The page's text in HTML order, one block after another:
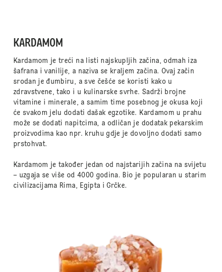
KARDAMOM
Kardamom je treći na listi najskupljih začina, odmah iza
šafrana i vanilije, a naziva se kraljem začina. Ovaj začin
srodan je đumbiru, a sve češće se koristi kako u
zdravstvene, tako i u kulinarske svrhe. Sadrži brojne
vitamine i minerale, a samim time posebnog je okusa koji
će svakom jelu dodati dašak egzotike. Kardamom u prahu
može se dodati napitcima, a odličan je dodatak pekarskim
proizvodima kao npr. kruhu gdje je dovoljno dodati samo
prstohvat.
Kardamom je također jedan od najstarijih začina na svijetu
– uzgaja se više od 4000 godina. Bio je popularan u starim
civilizacijama Rima, Egipta i Grčke.